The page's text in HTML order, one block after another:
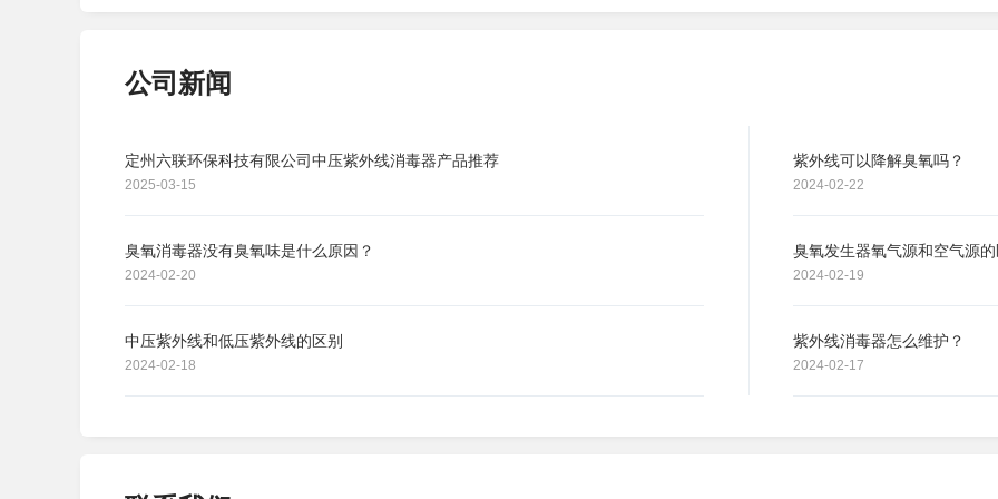
公司新闻
定州六联环保科技有限公司中压紫外线消毒器产品推荐
2025-03-15
紫外线可以降解臭氧吗？
2024-02-22
臭氧消毒器没有臭氧味是什么原因？
2024-02-20
臭氧发生器氧气源和空气源
2024-02-19
中压紫外线和低压紫外线的区别
2024-02-18
紫外线消毒器怎么维护？
2024-02-17